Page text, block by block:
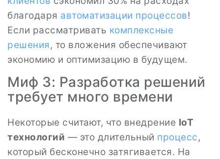
благодаря автоматизации процессов!
Если рассматривать комплексные
решения, то вложения обеспечивают
экономию и оптимизацию в будущем.
Миф 3: Разработка решений
требует много времени
Некоторые считают, что внедрение IoT
технологий — это длительный процесс,
который бесконечно затягивается. На